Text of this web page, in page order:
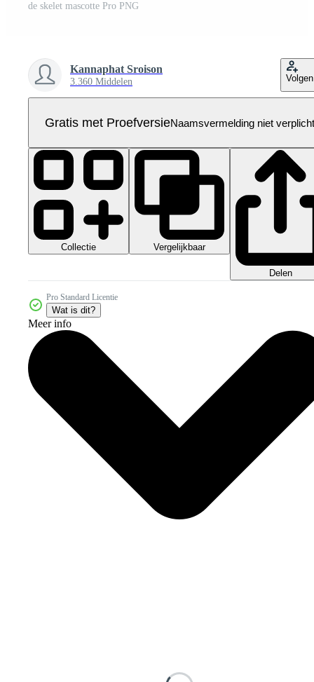
de skelet mascotte Pro PNG
Kannaphat Sroison
3.360 Middelen Volgen
Gratis met ProefversieNaamsvermelding niet verplicht
Collectie Vergelijkbaar
Delen
Pro Standard Licentie
Wat is dit?
Meer info